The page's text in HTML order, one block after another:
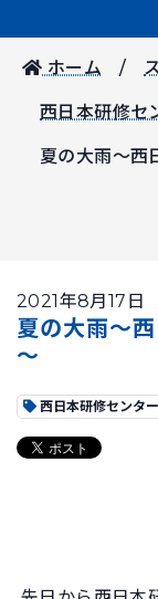
ホーム
西日本研修セ
夏の大雨～西
2021年8月17日
夏の大雨～
～
西日本研修センター